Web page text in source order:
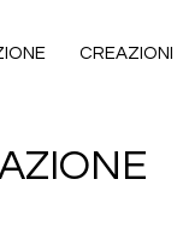
CREAZIONI